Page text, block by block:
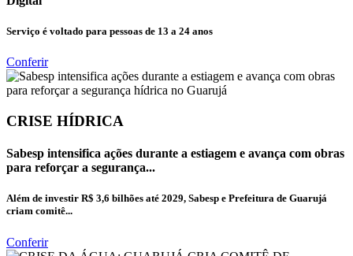
Serviço é voltado para pessoas de 13 a 24 anos
Conferir
CRISE HÍDRICA
Sabesp intensifica ações durante a estiagem e avança com obras
para reforçar a segurança...
Além de investir R$ 3,6 bilhões até 2029, Sabesp e Prefeitura de Guarujá
criam comitê...
Conferir